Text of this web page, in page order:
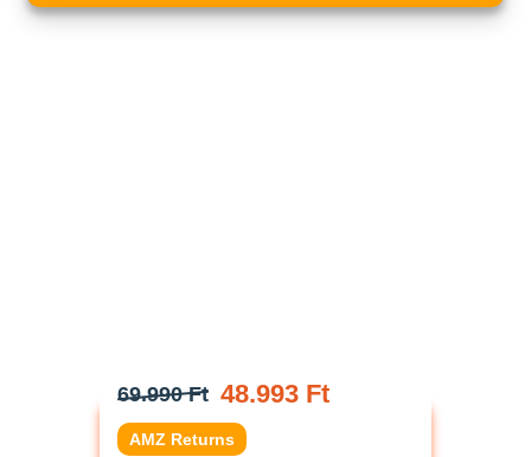
69.990 Ft 48.993 Ft
AMZ Returns